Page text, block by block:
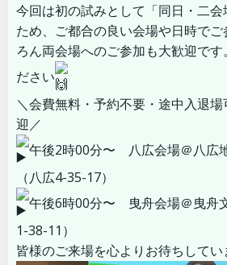
今回は初の試みとして「同日・二
ため、ご都合の良い会場や日時で
ろん両会場へのご参加も大歓迎です
ださい
＼会費無料・予約不要・途中入退
迎／
午後2時00分〜 八広会場＠八広
（八広4-35-17）
午後6時00分〜 曳舟会場＠曳舟
1-38-11）
皆様のご来場を心よりお待ちしてい